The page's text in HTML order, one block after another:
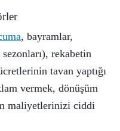
, bayramlar,
rekabetin
tavan yaptığı
vermek, dönüşüm
maliyetlerinizi ciddi